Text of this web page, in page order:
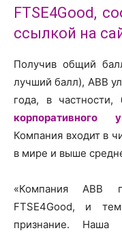
FTSE4Good,
ссылкой на
Получив общий
лучший балл), ABB
года, в частности,
корпоративного
Компания входит в
в мире и выше
«Компания ABB
FTSE4Good, и
признание. Наша